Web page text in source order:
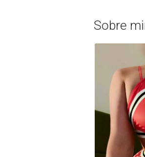
Sobre